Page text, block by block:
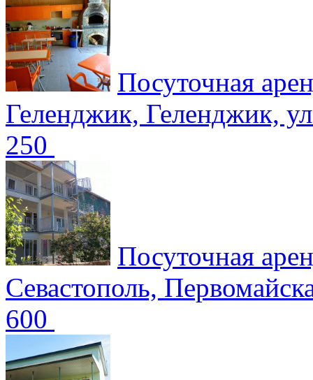
Посуточная
Геленджик, Геленджик,
250
Посуточная
Севастополь,
600